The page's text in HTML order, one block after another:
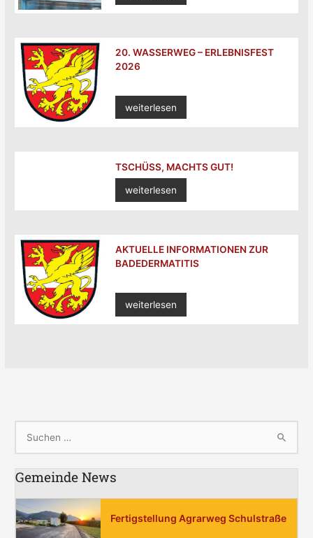
20. WASSERWEG – ERLEBNISFEST
2026
weiterlesen
TSCHÜSS, MACHTS GUT!
weiterlesen
AKTUELLE INFORMATIONEN ZUR
BADEDERMATITIS
weiterlesen
c
h
e
Gemeinde News
Fertigstellung Agrarweg Schulstraße